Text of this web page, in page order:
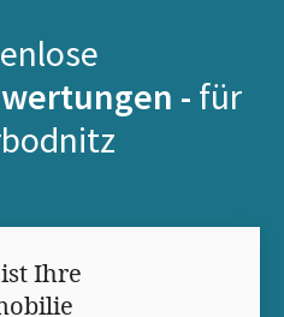
- für
Ihre